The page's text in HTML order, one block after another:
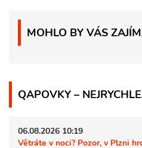
MOHLO BY VÁS
QAPOVKY –
06.08.2026 10:19
Větráte v noci? Pozor, v Plzni